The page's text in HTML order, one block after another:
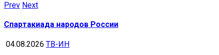
Prev Next
Спартакиада народов России
04.08.2026 ТВ-ИН